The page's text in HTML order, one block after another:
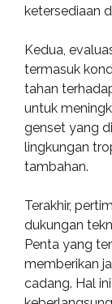
ketersediaan
Kedua,
termasuk
tahan
untuk
genset yang
lingkungan
tambahan.
Terakhir,
dukungan
Penta yang
memberikan
cadang. Hal